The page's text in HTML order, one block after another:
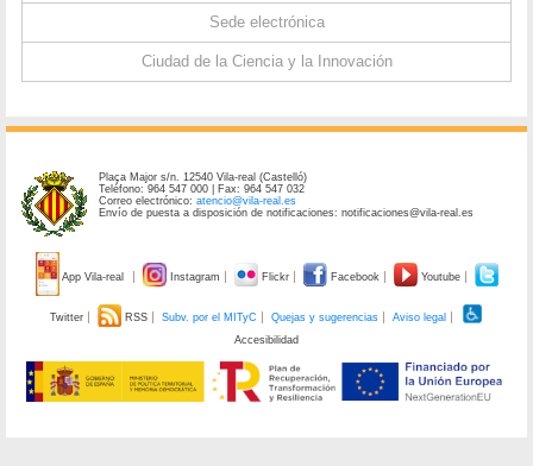
Sede electrónica
Ciudad de la Ciencia y la Innovación
Plaça Major s/n. 12540 Vila-real (Castelló)
Teléfono: 964 547 000 | Fax: 964 547 032
Correo electrónico:atencio@vila-real.es
Envío de puesta a disposición de notificaciones: notificaciones@vila-real.es
App Vila-real Instagram Flickr Facebook Youtube
Twitter RSS Subv. por el MITyC Quejas y sugerencias
Aviso legal
Accesibilidad